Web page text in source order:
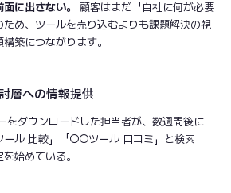
に出さない。
顧客はまだ「自社に何が必要
め、ツールを売り込むよりも課題解決の視
築につながります。
層への情報提供
をダウンロードした担当者が、数週間後に
ール 比較」「○○ツール 口コミ」と検索
始めている。